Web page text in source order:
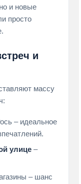
и новые
просто
и
массу
– идеальное
улице –
– шанс